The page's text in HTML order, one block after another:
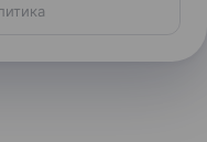
разогнали